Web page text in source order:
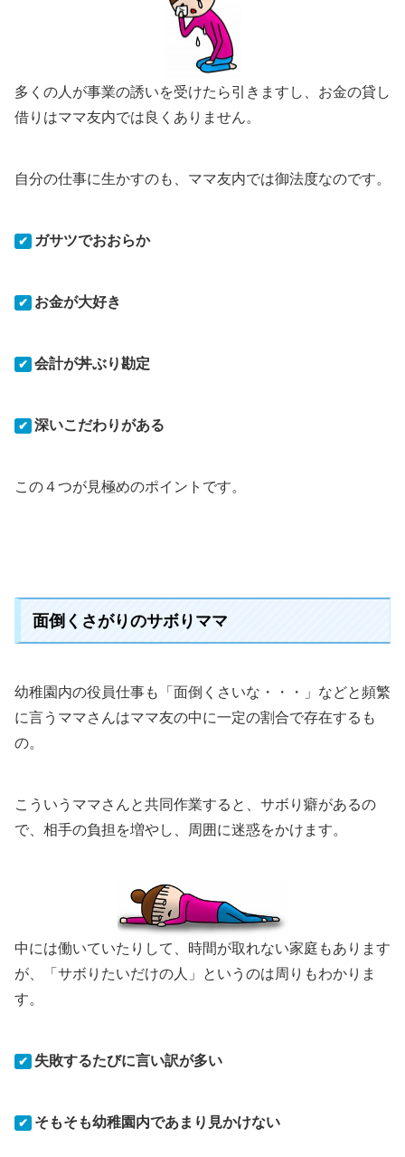
多くの人が事業の誘いを受けたら引きますし、お金の貸し
借りはママ友内では良くありません。
自分の仕事に生かすのも、ママ友内では御法度なのです。
✔ ガサツでおおらか
✔ お金が大好き
✔ 会計が丼ぶり勘定
✔ 深いこだわりがある
この４つが見極めのポイントです。
面倒くさがりのサボりママ
幼稚園内の役員仕事も「面倒くさいな・・・」などと頻繁
に言うママさんはママ友の中に一定の割合で存在するも
の。
こういうママさんと共同作業すると、サボり癖があるの
で、相手の負担を増やし、周囲に迷惑をかけます。
中には働いていたりして、時間が取れない家庭もあります
が、「サボりたいだけの人」というのは周りもわかりま
す。
✔ 失敗するたびに言い訳が多い
✔ そもそも幼稚園内であまり見かけない